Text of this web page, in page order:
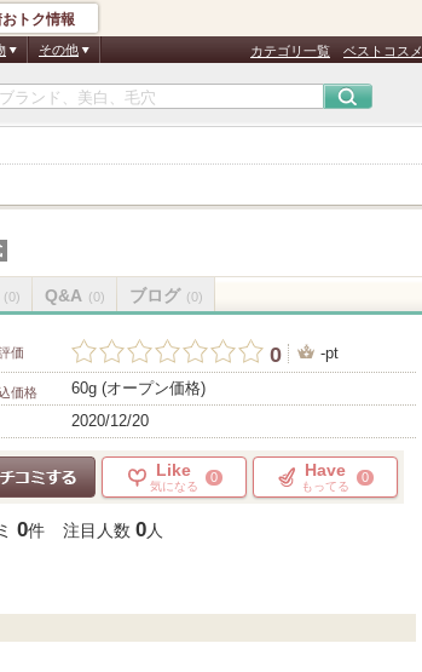
トク情報
その他 カテゴリ一覧 ベストコスメ
(0) Q&A (0) ブログ (0)
価 0 -pt
価格 60g (オープン価格)
2020/12/20
Like
気になる
0 Have
もってる
0
0件 注目人数 0人